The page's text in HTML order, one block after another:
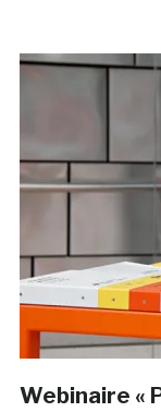
Webinaire «